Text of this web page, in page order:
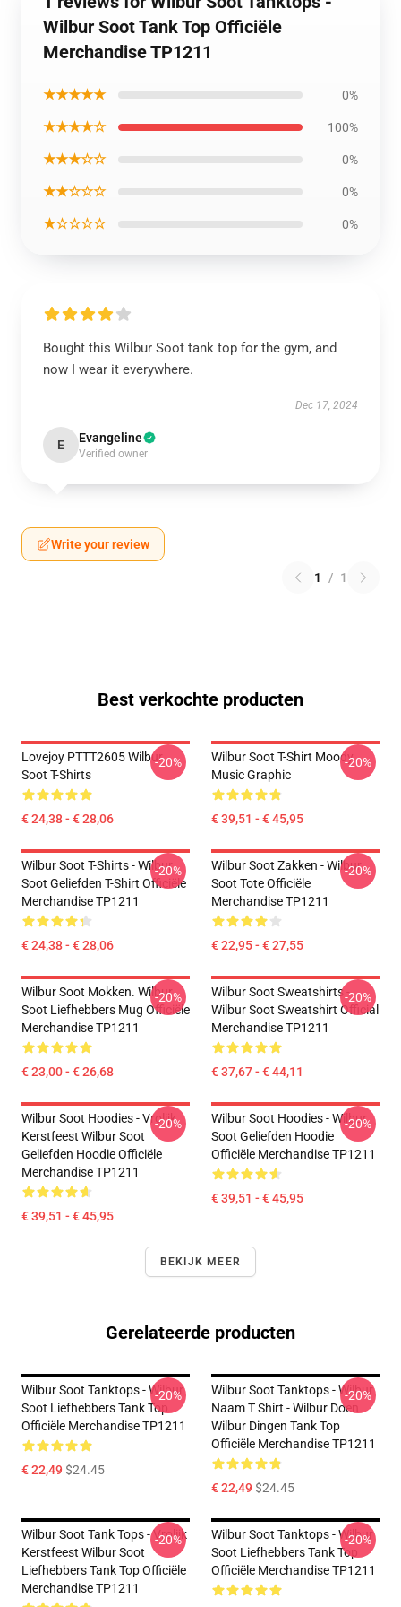
Wilbur Soot Tank Top Officiële
Merchandise TP1211
★★★★★ 0%
★★★★☆ 100%
★★★☆☆ 0%
★★☆☆☆ 0%
★☆☆☆☆ 0%
Bought this Wilbur Soot tank top for the gym, and
now I wear it everywhere.
Dec 17, 2024
E Evangeline
Verified owner
Write your review
1 / 1
Best verkochte producten
Lovejoy PTTT2605 Wilbur
Soot T-Shirts
€ 24,38 - € 28,06
-20%
Wilbur Soot T-Shirt Moody
Music Graphic
€ 39,51 - € 45,95
-20%
Wilbur Soot T-Shirts - Wilbur
Soot Geliefden T-Shirt Officiële
Merchandise TP1211
€ 24,38 - € 28,06
-20%
Wilbur Soot Zakken - Wilbur
Soot Tote Officiële
Merchandise TP1211
€ 22,95 - € 27,55
-20%
Wilbur Soot Mokken. Wilbur
Soot Liefhebbers Mug Officiële
Merchandise TP1211
€ 23,00 - € 26,68
-20%
Wilbur Soot Sweatshirts -
Wilbur Soot Sweatshirt Official
Merchandise TP1211
€ 37,67 - € 44,11
-20%
Wilbur Soot Hoodies - Vrolijk
Kerstfeest Wilbur Soot
Geliefden Hoodie Officiële
Merchandise TP1211
€ 39,51 - € 45,95
-20%
Wilbur Soot Hoodies - Wilbur
Soot Geliefden Hoodie
Officiële Merchandise TP1211
€ 39,51 - € 45,95
-20%
BEKIJK MEER
Gerelateerde producten
Wilbur Soot Tanktops - Wilbur
Soot Liefhebbers Tank Top
Officiële Merchandise TP1211
€ 22,49$24.45
-20%
Wilbur Soot Tanktops - Wilbur
Naam T Shirt - Wilbur Doen
Wilbur Dingen Tank Top
Officiële Merchandise TP1211
€ 22,49$24.45
-20%
Wilbur Soot Tank Tops - Vrolijk
Kerstfeest Wilbur Soot
Liefhebbers Tank Top Officiële
Merchandise TP1211
-20%
Wilbur Soot Tanktops - Wilbur
Soot Liefhebbers Tank Top
Officiële Merchandise TP1211
-20%